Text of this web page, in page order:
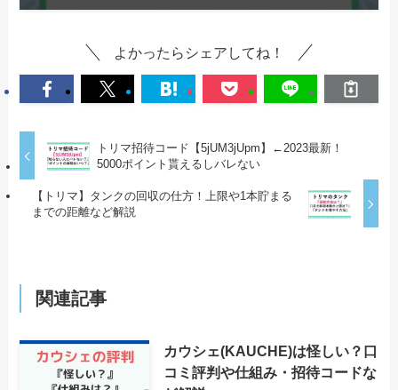
よかったらシェアしてね！
トリマ招待コード【5jUM3jUpm】←2023最新！
5000ポイント貰えるしバレない
【トリマ】タンクの回収の仕方！上限や1本貯まる
までの距離など解説
関連記事
カウシェ(KAUCHE)は怪しい？口
コミ評判や仕組み・招待コードな